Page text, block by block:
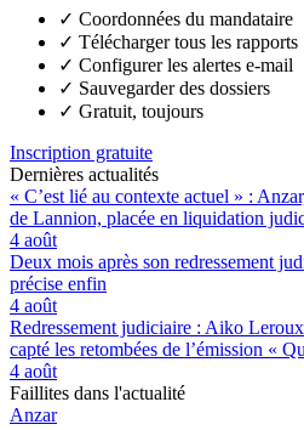
✓ Coordonnées du mandataire
✓ Télécharger tous les rapports
✓ Configurer les alertes e-mail
✓ Sauvegarder des dossiers
✓ Gratuit, toujours
Inscription gratuite
Dernières actualités
« C’est lié au contexte actuel » :
de Lannion, placée en liquidation
4 août
Deux mois après son redressement
précise enfin
4 août
Redressement judiciaire : Aiko
capté les retombées de l’émission «
4 août
Faillites dans l'actualité
Anzar